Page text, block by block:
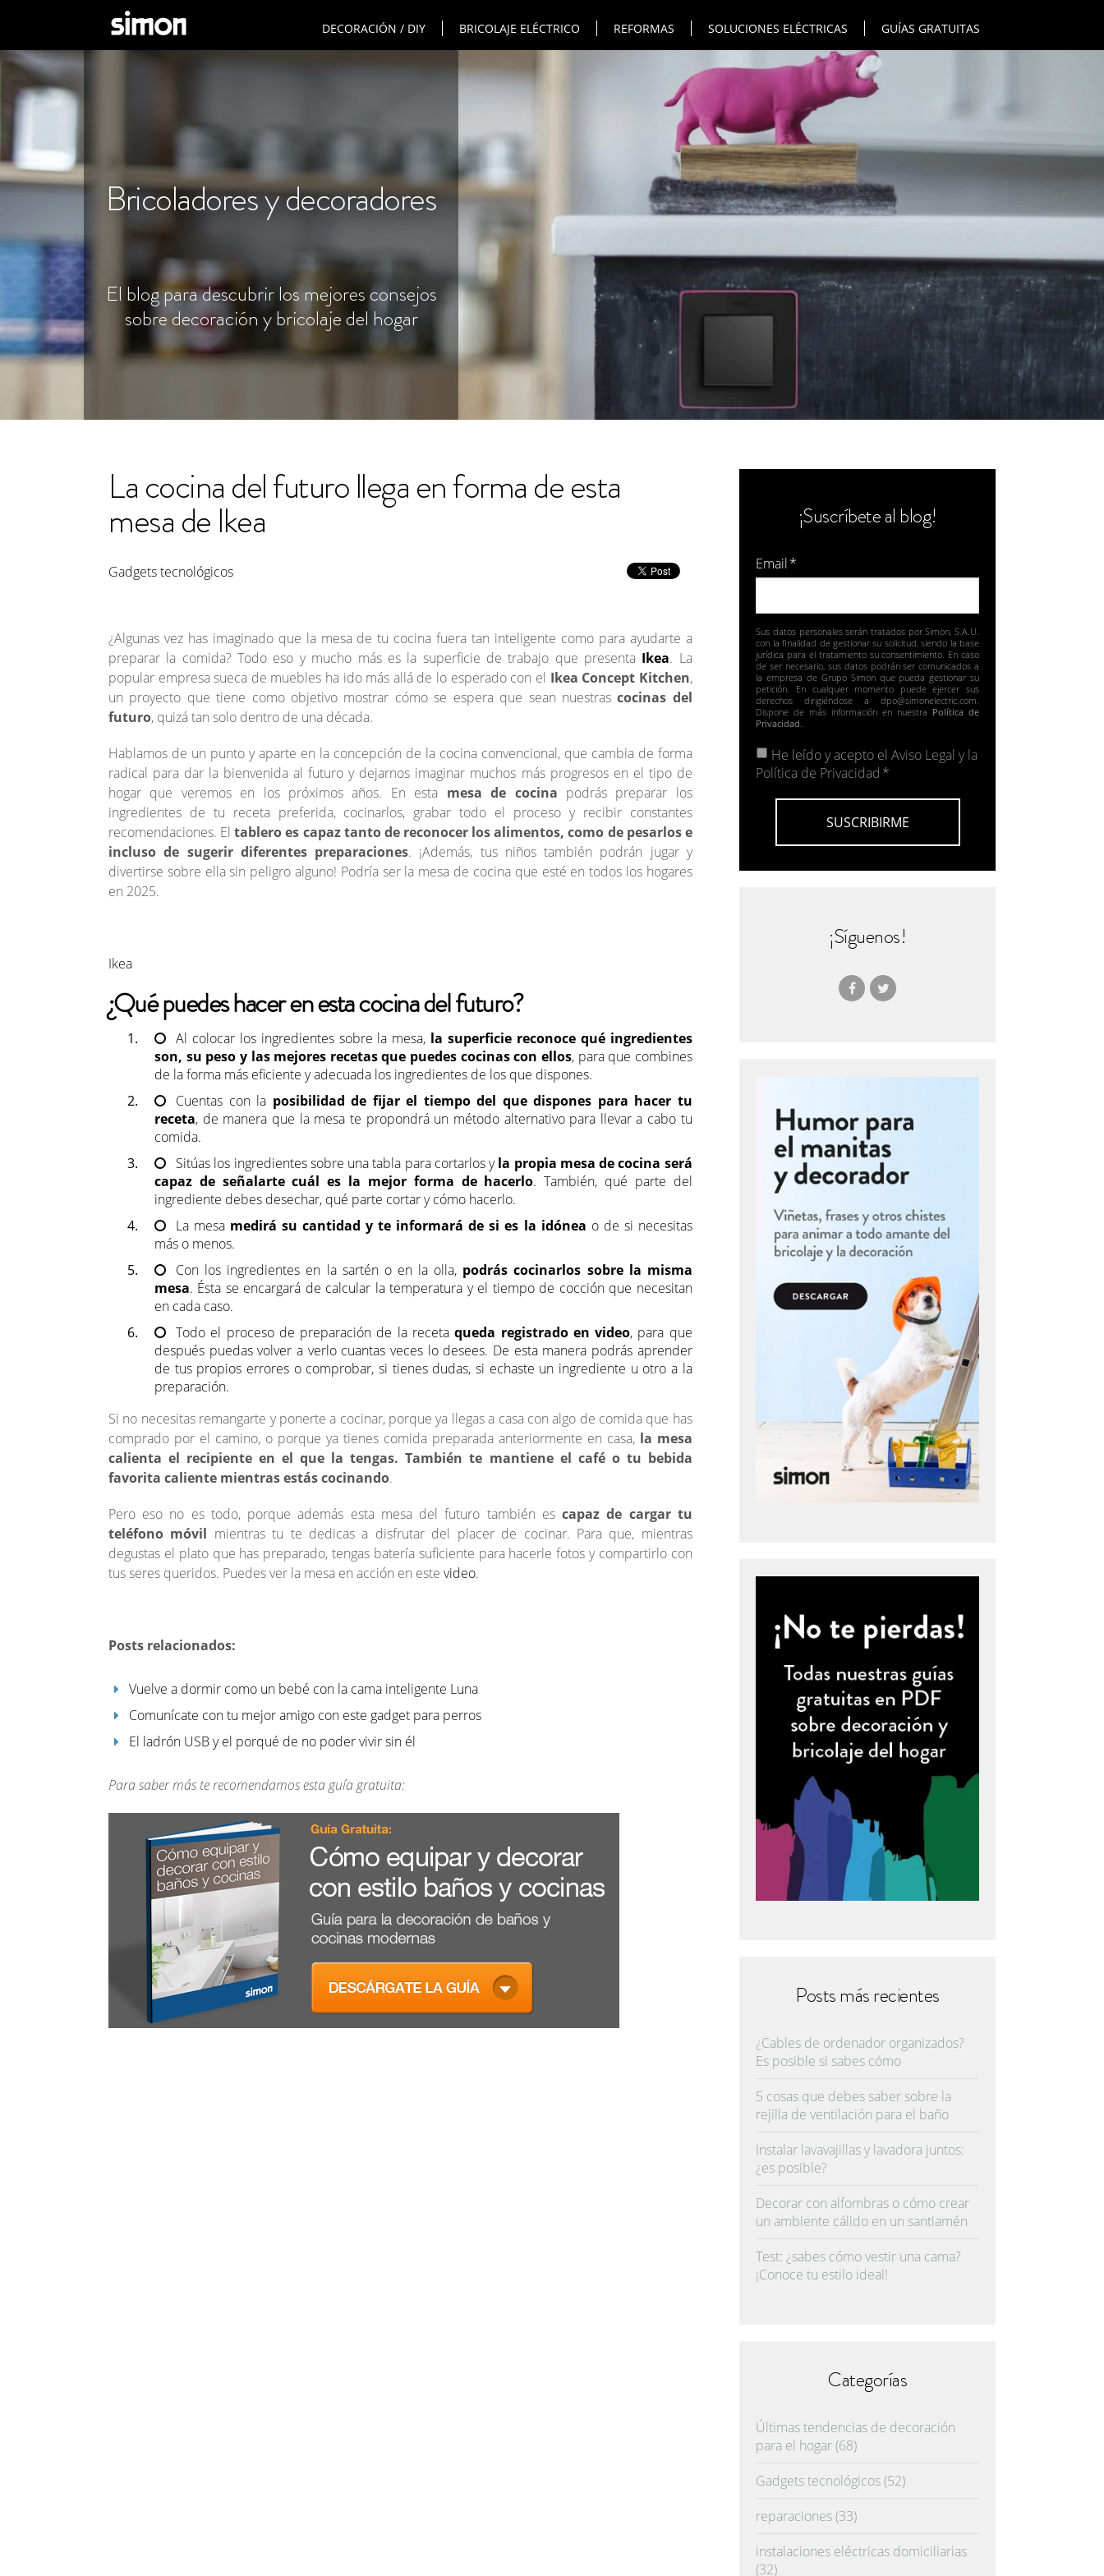
DECORACIÓN / DIY BRICOLAJE ELÉCTRICO REFORMAS SOLUCIONES ELÉCTRICAS GUÍAS GRATUITAS
Bricoladores y decoradores
El blog para descubrir los mejores consejos
sobre decoración y bricolaje del hogar
La cocina del futuro llega en forma de esta
mesa de Ikea
Gadgets tecnológicos
¿Algunas vez has imaginado que la mesa de tu cocina fuera tan inteligente como para ayudarte a
preparar la comida? Todo eso y mucho más es la superficie de trabajo que presenta Ikea. La
popular empresa sueca de muebles ha ido más allá de lo esperado con el Ikea Concept Kitchen,
un proyecto que tiene como objetivo mostrar cómo se espera que sean nuestrascocinas del
futuro, quizá tan solo dentro de una década.
Hablamos de un punto y aparte en la concepción de la cocina convencional, que cambia de forma
radical para dar la bienvenida al futuro y dejarnos imaginar muchos más progresos en el tipo de
hogar que veremos en los próximos años. En esta mesa de cocina podrás preparar los
ingredientes de tu receta preferida, cocinarlos, grabar todo el proceso y recibir constantes
recomendaciones. Eltablero es capaz tanto de reconocer los alimentos, como de pesarlos e
incluso de sugerir diferentes preparaciones. ¡Además, tus niños también podrán jugar y
divertirse sobre ella sin peligro alguno! Podría ser la mesa de cocina que esté en todos los hogares
en 2025.
Ikea
¿Qué puedes hacer en esta cocina del futuro?
Al colocar los ingredientes sobre la mesa, la superficie reconoce qué ingredientes
son, su peso y las mejores recetas que puedes cocinas con ellos, para que combines
de la forma más eficiente y adecuada los ingredientes de los que dispones.
Cuentas con la posibilidad de fijar el tiempo del que dispones para hacer tu
receta, de manera que la mesa te propondrá un método alternativo para llevar a cabo tu
comida.
Sitúas los ingredientes sobre una tabla para cortarlos yla propia mesa de cocina será
capaz de señalarte cuál es la mejor forma de hacerlo. También, qué parte del
ingrediente debes desechar, qué parte cortar y cómo hacerlo.
La mesa medirá su cantidad y te informará de si es la idónea o de si necesitas
más o menos.
Con los ingredientes en la sartén o en la olla, podrás cocinarlos sobre la misma
mesa. Ésta se encargará de calcular la temperatura y el tiempo de cocción que necesitan
en cada caso.
Todo el proceso de preparación de la recetaqueda registrado en video, para que
después puedas volver a verlo cuantas veces lo desees. De esta manera podrás aprender
de tus propios errores o comprobar, si tienes dudas, si echaste un ingrediente u otro a la
preparación.
Si no necesitas remangarte y ponerte a cocinar, porque ya llegas a casa con algo de comida que has
comprado por el camino, o porque ya tienes comida preparada anteriormente en casa, la mesa
calienta el recipiente en el que la tengas. También te mantiene el café o tu bebida
favorita caliente mientras estás cocinando.
Pero eso no es todo, porque además esta mesa del futuro también escapaz de cargar tu
teléfono móvil mientras tu te dedicas a disfrutar del placer de cocinar. Para que, mientras
degustas el plato que has preparado, tengas batería suficiente para hacerle fotos y compartirlo con
tus seres queridos. Puedes ver la mesa en acción en este video.
Posts relacionados:
Vuelve a dormir como un bebé con la cama inteligente Luna
Comunícate con tu mejor amigo con este gadget para perros
El ladrón USB y el porqué de no poder vivir sin él
Para saber más te recomendamos esta guía gratuita:
¡Suscríbete al blog!
Email*
Sus datos personales serán tratados por Simon, S.A.U.
con la finalidad de gestionar su solicitud, siendo la base
jurídica para el tratamiento su consentimiento. En caso
de ser necesario, sus datos podrán ser comunicados a
la empresa de Grupo Simon que pueda gestionar su
petición. En cualquier momento puede ejercer sus
derechos dirigiéndose a dpo@simonelectric.com.
Dispone de más información en nuestra Política de
Privacidad.
He leído y acepto elAviso Legal y la
Política de Privacidad *
¡Síguenos!
Posts más recientes
¿Cables de ordenador organizados?
Es posible si sabes cómo
5 cosas que debes saber sobre la
rejilla de ventilación para el baño
Instalar lavavajillas y lavadora juntos:
¿es posible?
Decorar con alfombras o cómo crear
un ambiente cálido en un santiamén
Test: ¿sabes cómo vestir una cama?
¡Conoce tu estilo ideal!
Categorías
Últimas tendencias de decoración
para el hogar(68)
Gadgets tecnológicos(52)
reparaciones(33)
instalaciones eléctricas domiciliarias
(32)